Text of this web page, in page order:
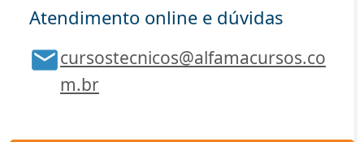
Atendimento online e dúvidas
cursostecnicos@alfamacursos.co
m.br